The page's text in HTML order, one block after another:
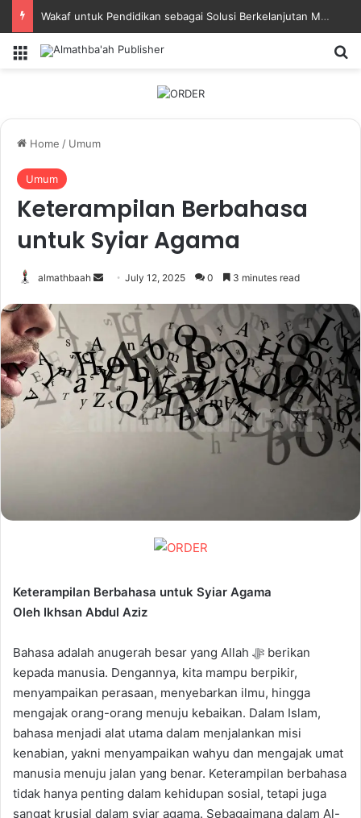
Wakaf untuk Pendidikan sebagai Solusi Berkelanjutan Masa Depan Bangsa
Menu
Home / Umum
Umum
Keterampilan Berbahasa
untuk Syiar Agama
almathbaah
Send
email
July 12, 2025 0 3 minutes read
Keterampilan Berbahasa untuk Syiar Agama
Oleh Ikhsan Abdul Aziz
Bahasa adalah anugerah besar yang Allah ﷻ berikan
kepada manusia. Dengannya, kita mampu berpikir,
menyampaikan perasaan, menyebarkan ilmu, hingga
mengajak orang-orang menuju kebaikan. Dalam Islam,
bahasa menjadi alat utama dalam menjalankan misi
kenabian, yakni menyampaikan wahyu dan mengajak umat
manusia menuju jalan yang benar. Keterampilan berbahasa
tidak hanya penting dalam kehidupan sosial, tetapi juga
sangat krusial dalam syiar agama. Sebagaimana dalam Al-